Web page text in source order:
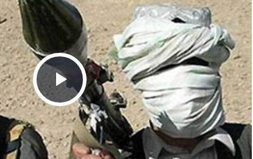
Play Video